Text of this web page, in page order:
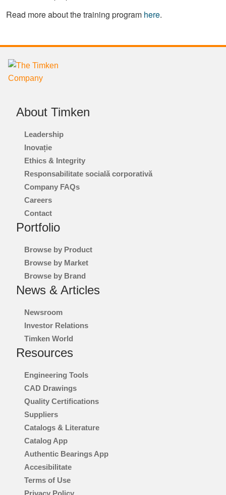
Read more about the training program here.
About Timken
Leadership
Inovație
Ethics & Integrity
Responsabilitate socială corporativă
Company FAQs
Careers
Contact
Portfolio
Browse by Product
Browse by Market
Browse by Brand
News & Articles
Newsroom
Investor Relations
Timken World
Resources
Engineering Tools
CAD Drawings
Quality Certifications
Suppliers
Catalogs & Literature
Catalog App
Authentic Bearings App
Accesibilitate
Terms of Use
Privacy Policy